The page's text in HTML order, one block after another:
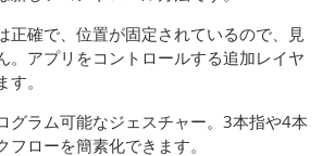
正確で、位置が固定されているので、見
。アプリをコントロールする追加レイヤ
。
グラム可能なジェスチャー。3本指や4本
ローを簡素化できます。